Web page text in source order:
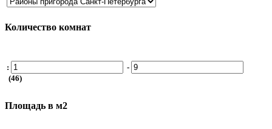
Количество комнат
:
-
(46)
Площадь в м2